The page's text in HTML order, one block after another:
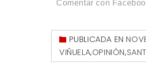
Comentar con
PUBLICADA EN
VIÑUELA,OPINIÓN,